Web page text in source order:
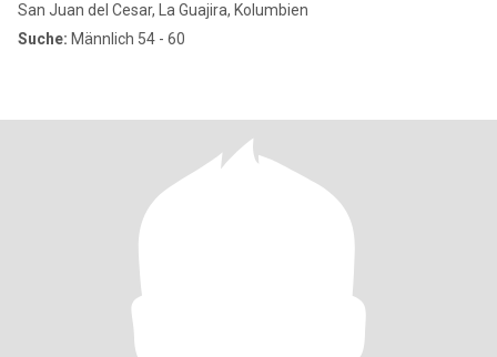
San Juan del Cesar, La Guajira, Kolumbien
Suche: Männlich 54 - 60